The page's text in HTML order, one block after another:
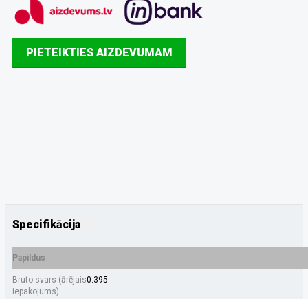
PIETEIKTIES AIZDEVUMAM
Specifikācija
Papildus
Bruto svars (ārējais
iepakojums)
0.395